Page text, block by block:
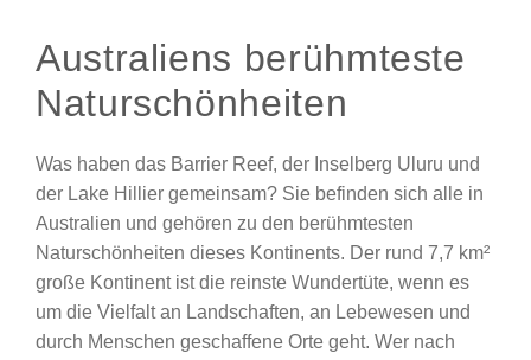
Australiens berühmteste
Naturschönheiten
Was haben das Barrier Reef, der Inselberg Uluru und
der Lake Hillier gemeinsam? Sie befinden sich alle in
Australien und gehören zu den berühmtesten
Naturschönheiten dieses Kontinents. Der rund 7,7 km²
große Kontinent ist die reinste Wundertüte, wenn es
um die Vielfalt an Landschaften, an Lebewesen und
durch Menschen geschaffene Orte geht. Wer nach